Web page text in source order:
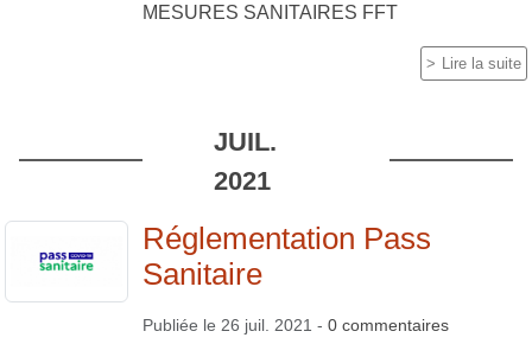
MESURES SANITAIRES FFT
Lire la suite
JUIL.
2021
Réglementation Pass
Sanitaire
Publiée le 26 juil. 2021 - 0 commentaires